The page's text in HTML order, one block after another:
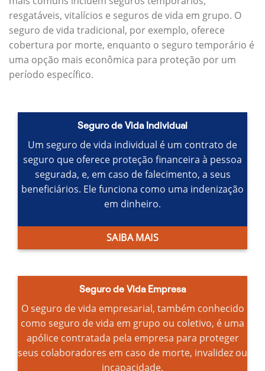
resgatáveis, vitalícios e seguros de vida em grupo. O
seguro de vida tradicional, por exemplo, oferece
cobertura por morte, enquanto o seguro temporário é
uma opção mais econômica para proteção por um
período específico.
Seguro de Vida Individual
Um seguro de vida individual é um contrato de
seguro que oferece proteção financeira à pessoa
segurada, e, em caso de falecimento, a seus
beneficiários. Ele funciona como uma indenização
em dinheiro.
SAIBA MAIS
Seguro de Vida Empresa
O seguro de vida empresarial, também conhecido
como seguro de vida em grupo ou coletivo, é uma
apólice contratada pela empresa para proteger
seus colaboradores em caso de morte, invalidez ou
incapacidade.